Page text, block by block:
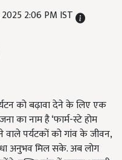
2:06 PM IST
को बढ़ावा देने के लिए एक
का नाम है ‘फार्म-स्टे होम
पर्यटकों को गांव के जीवन,
अनुभव मिल सके. अब लोग